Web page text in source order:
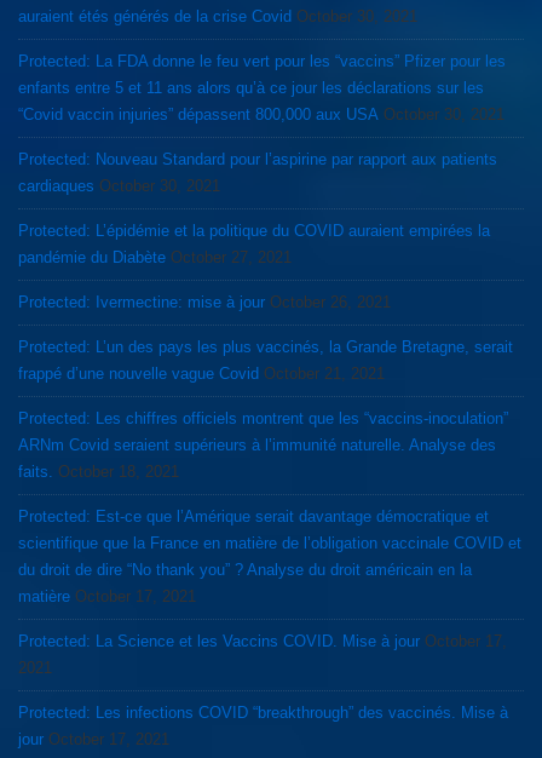
auraient étés générés de la crise Covid October 30, 2021
Protected: La FDA donne le feu vert pour les “vaccins” Pfizer pour les
enfants entre 5 et 11 ans alors qu’à ce jour les déclarations sur les
“Covid vaccin injuries” dépassent 800,000 aux USA October 30, 2021
Protected: Nouveau Standard pour l’aspirine par rapport aux patients
cardiaques October 30, 2021
Protected: L’épidémie et la politique du COVID auraient empirées la
pandémie du Diabète October 27, 2021
Protected: Ivermectine: mise à jour October 26, 2021
Protected: L’un des pays les plus vaccinés, la Grande Bretagne, serait
frappé d’une nouvelle vague Covid October 21, 2021
Protected: Les chiffres officiels montrent que les “vaccins-inoculation”
ARNm Covid seraient supérieurs à l’immunité naturelle. Analyse des
faits.
October 18, 2021
Protected: Est-ce que l’Amérique serait davantage démocratique et
scientifique que la France en matière de l’obligation vaccinale COVID et
du droit de dire “No thank you” ? Analyse du droit américain en la
matière October 17, 2021
Protected: La Science et les Vaccins COVID. Mise à jour October 17,
2021
Protected: Les infections COVID “breakthrough” des vaccinés. Mise à
jour October 17, 2021